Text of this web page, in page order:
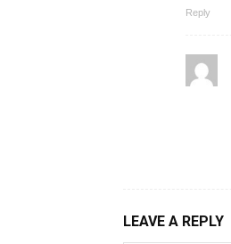
Reply
LEAVE A REPLY